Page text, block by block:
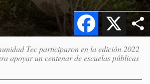
X
Facebook
Tec participaron en la edición 2022
apoyar un centenar de escuelas públicas